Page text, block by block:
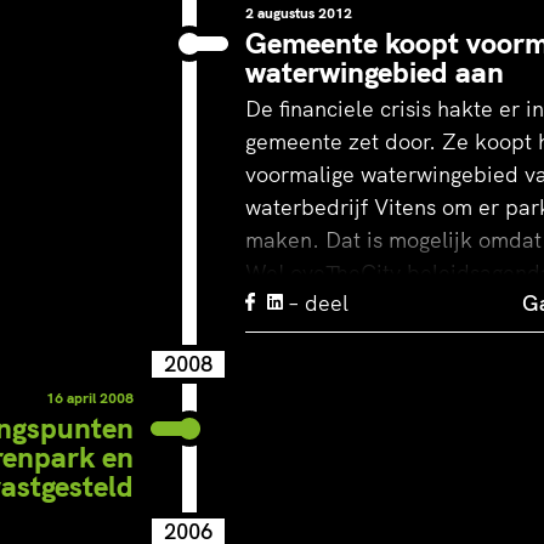
heeft de
van infrastructuur rond
Amstelstation ontward.
die spelen
mulle zand
die
toekijken. Een
in het
klein.
2 augustus 2012
Gemeente koopt
waterwingebied aan
De financiele crisis hakte er
gemeente zet door. Ze koopt
voormalige waterwingebied
waterbedrijf Vitens om er
maken. Dat is mogelijk omdat
WeLoveTheCity
verschillende partners
waterschap ziet hier kansen
– deel
2008
16 april 2008
en
2006